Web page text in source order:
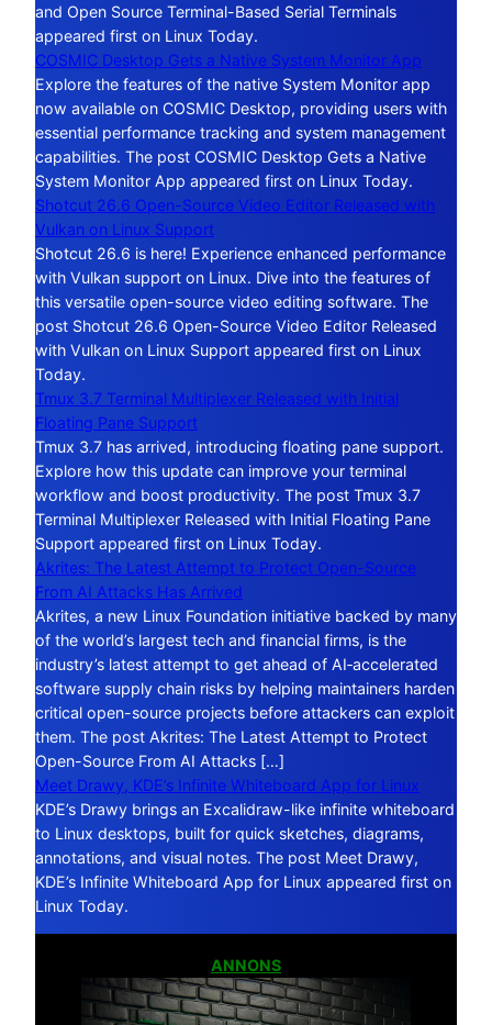
and Open Source Terminal-Based Serial Terminals
appeared first on Linux Today.
COSMIC Desktop Gets a Native System Monitor App
Explore the features of the native System Monitor app
now available on COSMIC Desktop, providing users with
essential performance tracking and system management
capabilities. The post COSMIC Desktop Gets a Native
System Monitor App appeared first on Linux Today.
Shotcut 26.6 Open-Source Video Editor Released with
Vulkan on Linux Support
Shotcut 26.6 is here! Experience enhanced performance
with Vulkan support on Linux. Dive into the features of
this versatile open-source video editing software. The
post Shotcut 26.6 Open-Source Video Editor Released
with Vulkan on Linux Support appeared first on Linux
Today.
Tmux 3.7 Terminal Multiplexer Released with Initial
Floating Pane Support
Tmux 3.7 has arrived, introducing floating pane support.
Explore how this update can improve your terminal
workflow and boost productivity. The post Tmux 3.7
Terminal Multiplexer Released with Initial Floating Pane
Support appeared first on Linux Today.
Akrites: The Latest Attempt to Protect Open-Source
From AI Attacks Has Arrived
Akrites, a new Linux Foundation initiative backed by many
of the world’s largest tech and financial firms, is the
industry’s latest attempt to get ahead of AI‑accelerated
software supply chain risks by helping maintainers harden
critical open-source projects before attackers can exploit
them. The post Akrites: The Latest Attempt to Protect
Open-Source From AI Attacks […]
Meet Drawy, KDE’s Infinite Whiteboard App for Linux
KDE’s Drawy brings an Excalidraw-like infinite whiteboard
to Linux desktops, built for quick sketches, diagrams,
annotations, and visual notes. The post Meet Drawy,
KDE’s Infinite Whiteboard App for Linux appeared first on
Linux Today.
ANNONS